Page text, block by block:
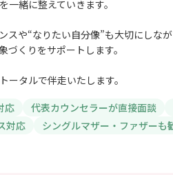
一緒に整えていきます。
スや“なりたい自分像”も大切にしな
くりをサポートします。
タルで伴走いたします。
応
代表カウンセラーが直接面談
対応 シングルマザー・ファザーも